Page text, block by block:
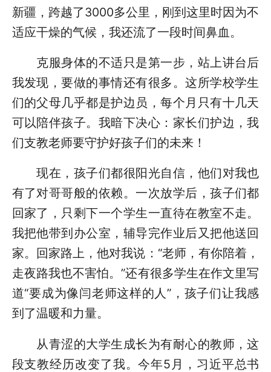
新疆，跨越了3000多公里，刚到这里时因为不
适应干燥的气候，我还流了一段时间鼻血。
克服身体的不适只是第一步，站上讲台后
我发现，要做的事情还有很多。这所学校学生
们的父母几乎都是护边员，每个月只有十几天
可以陪伴孩子。我暗下决心：家长们护边，我
们支教老师要守护好孩子们的未来！
现在，孩子们都很阳光自信，他们对我也
有了对哥哥般的依赖。一次放学后，孩子们都
回家了，只剩下一个学生一直待在教室不走。
我把他带到办公室，辅导完作业后又把他送回
家。回家路上，他对我说：“老师，有你陪着，
走夜路我也不害怕。”还有很多学生在作文里写
道“要成为像闫老师这样的人”，孩子们让我感
到了温暖和力量。
从青涩的大学生成长为有耐心的教师，这
段支教经历改变了我。今年5月，习近平总书